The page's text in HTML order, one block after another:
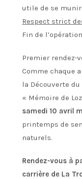
utile de se
Respect strict
Fin de
Premier rendez-
Comme chaque
la Découverte
« Mémoire de
samedi 10 avril
printemps de
naturels.
Rendez-vous à
carrière de La